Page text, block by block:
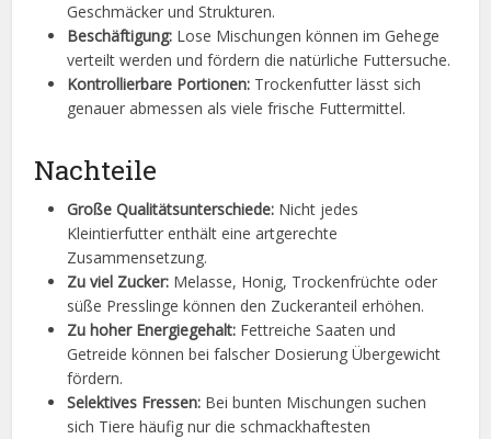
Geschmäcker und Strukturen.
Beschäftigung: Lose Mischungen können im Gehege
verteilt werden und fördern die natürliche Futtersuche.
Kontrollierbare Portionen: Trockenfutter lässt sich
genauer abmessen als viele frische Futtermittel.
Nachteile
Große Qualitätsunterschiede: Nicht jedes
Kleintierfutter enthält eine artgerechte
Zusammensetzung.
Zu viel Zucker: Melasse, Honig, Trockenfrüchte oder
süße Presslinge können den Zuckeranteil erhöhen.
Zu hoher Energiegehalt: Fettreiche Saaten und
Getreide können bei falscher Dosierung Übergewicht
fördern.
Selektives Fressen: Bei bunten Mischungen suchen
sich Tiere häufig nur die schmackhaftesten